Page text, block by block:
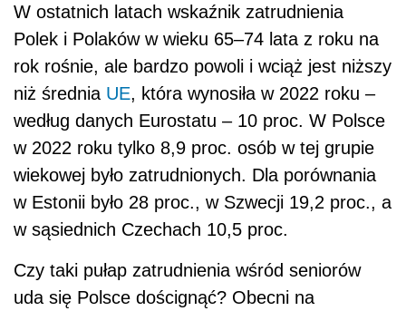
W ostatnich latach wskaźnik zatrudnienia
Polek i Polaków w wieku 65–74 lata z roku na
rok rośnie, ale bardzo powoli i wciąż jest niższy
niż średnia UE, która wynosiła w 2022 roku –
według danych Eurostatu – 10 proc. W Polsce
w 2022 roku tylko 8,9 proc. osób w tej grupie
wiekowej było zatrudnionych. Dla porównania
w Estonii było 28 proc., w Szwecji 19,2 proc., a
w sąsiednich Czechach 10,5 proc.
Czy taki pułap zatrudnienia wśród seniorów
uda się Polsce doścignąć? Obecni na